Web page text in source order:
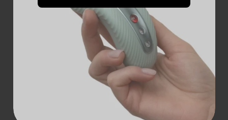
ДОДАТИ В
КОШИК